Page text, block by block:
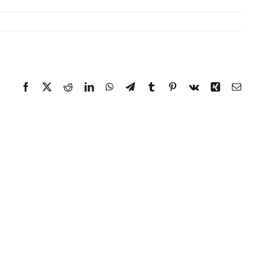
Facebook
TwitterRedditLinkedInWhatsApp
TelegramTumblr Pinterest
Vk Xing Email